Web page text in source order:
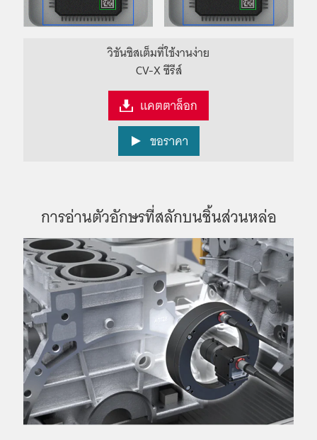
วิชันซิสเต็มที่ใช้งานง่าย
CV-X ซีรีส์
แคตตาล็อก
ขอราคา
การอ่านตัวอักษรที่สลักบนชิ้นส่วนหล่อ